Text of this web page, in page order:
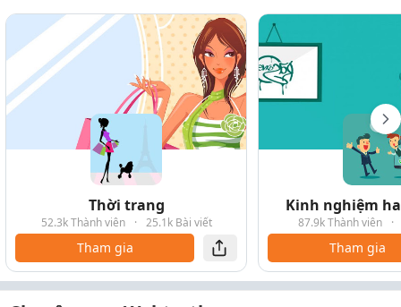
Thời trang
52.3k Thành viên · 25.1k Bài viết
Tham gia
Kinh nghiệm
87.9k Thành viên ·
Tham gia